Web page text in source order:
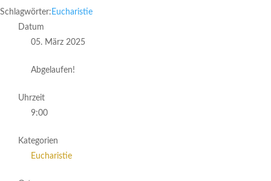
Schlagwörter: Eucharistie
Datum
05. März 2025
Abgelaufen!
Uhrzeit
9:00
Kategorien
Eucharistie